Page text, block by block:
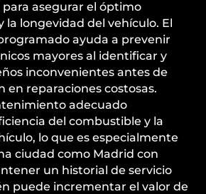
asegurar el óptimo
longevidad del vehículo. El
ayuda a prevenir
mayores al identificar y
inconvenientes antes de
en reparaciones costosas.
adecuado
del combustible y la
lo que es especialmente
ciudad como Madrid con
un historial de servicio
puede incrementar el valor de